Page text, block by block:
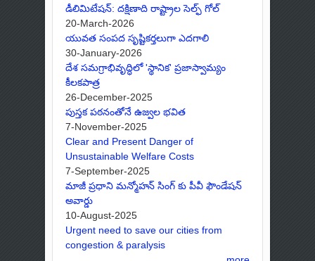
డీలిమిటేషన్: దక్షిణాది రాష్ట్రాల సెల్ఫ్ గోల్
20-March-2026
యువత సంపద సృష్టికర్తలుగా ఎదగాలి
30-January-2026
దేశ సమగ్రాభివృద్ధిలో 'స్థానిక' ప్రజాస్వామ్యం
కీలకపాత్ర
26-December-2025
పుస్తక పఠనంతోనే ఉజ్వల భవిత
7-November-2025
Clear and Present Danger of
Unsustainable Welfare Costs
7-September-2025
మాజీ ప్రధాని మన్మోహన్ సింగ్ కు పీవీ ఫౌండేషన్
అవార్డు
10-August-2025
Urgent need to save our cities from
congestion & paralysis